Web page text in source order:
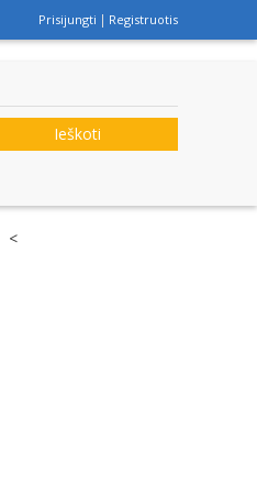
Prisijungti Registruotis
Ieškoti
<